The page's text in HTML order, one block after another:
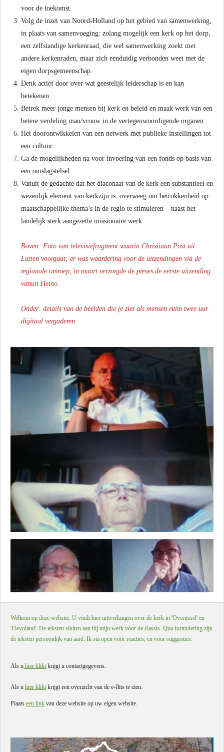
voor de toekomst.
Volg de inzet van Noord-Holland op het gebied van samenwerking,
in plaats van samenvoeging: zolang mogelijk een kerk op het dorp,
een zelfstandige kerkenraad, die wel samenwerking zoekt met
andere kerkenraden, maar zich eenduidig verbonden weet met de
eigen dorpsgemeenschap.
Denk actief door over wat geestelijk leiderschap is en kan
betekenen.
Betrek meer jonge mensen bij kerk en beleid en maak werk van een
betere verdeling man/vrouw in de vertegenwoordigende organen.
Het doorontwikkelen van een netwerk met publieke instellingen tot
een cultuur.
Ga de mogelijkheden na voor invoering van een fonds op basis van
een omslagstelsel.
Vanuit de gedachte dat het diaconaat van de kerk een substantieel en
wezenlijk element van kerkzijn is: overweeg om betrokkenheid op
maatschappelijke thema’s in de regio te stimuleren – naast het
landelijk sterk aangezette missionaire werk.
Boven: Foto van televisiefragment waarin Christiaan Post uit
Lutten voorgaat; er was waardering voor de uitzendingen via de
regionale omroep, in maart verzorgde de preses de eerste uitzending
vanuit Heino.
Onder: details van de beelden die je ziet als mensen ruim twee uur
digitaal vergaderen.
Welkom op deze website. U vindt hier uitwerkingen over de kerk in 'Overijssel' en
'Flevoland'. De teksten sluiten aan bij mijn werk voor de classis. Qua formulering zijn
de teksten persoonlijk van aard. Ik sta open voor reacties, en voor suggesties.
Als u hier klikt krijgt u contactgegevens.
Als u hier klikt krijgt een overzicht van de e-flits te zien.
Plaats een link van deze website op uw eigen website.